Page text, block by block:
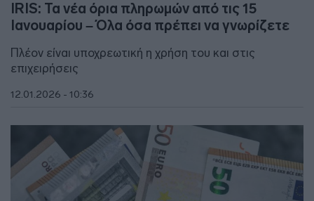
IRIS: Τα νέα όρια πληρωμών από τις 15
Ιανουαρίου – Όλα όσα πρέπει να γνωρίζετε
Πλέον είναι υποχρεωτική η χρήση του και στις
επιχειρήσεις
12.01.2026 - 10:36